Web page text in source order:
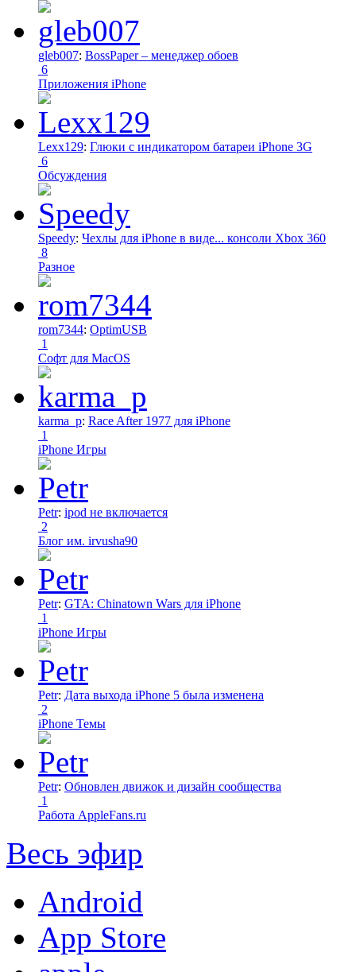
gleb007: BossPaper – менеджер обоев
6
Приложения iPhone
Lexx129: Глюки с индикатором батареи iPhone 3G
6
Обсуждения
Speedy: Чехлы для iPhone в виде... консоли Xbox 360
8
Разное
rom7344: OptimUSB
1
Софт для MacOS
karma_p: Race After 1977 для iPhone
1
iPhone Игры
Petr: ipod не включается
2
Блог им. irvusha90
Petr: GTA: Chinatown Wars для iPhone
1
iPhone Игры
Petr: Дата выхода iPhone 5 была изменена
2
iPhone Темы
Petr: Обновлен движок и дизайн сообщества
1
Работа AppleFans.ru
Весь эфир
Android
App Store